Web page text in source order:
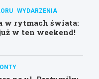
WYDARZENIA
w rytmach świata:
w ten weekend!